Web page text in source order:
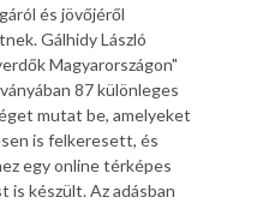
és jövőjéről
Gálhidy László
Magyarországon"
87 különleges
mutat be, amelyeket
is felkeresett, és
egy online térképes
is készült. Az adásban